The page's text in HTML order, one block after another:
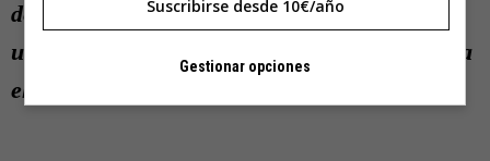
de comer en exceso puede ser responsable de
un gran daño para la salud, por no decir para
el bolsillo» (Wilbur Olin Atwater 1844-1907)
Suscribirse desde 10€/año
Gestionar opciones